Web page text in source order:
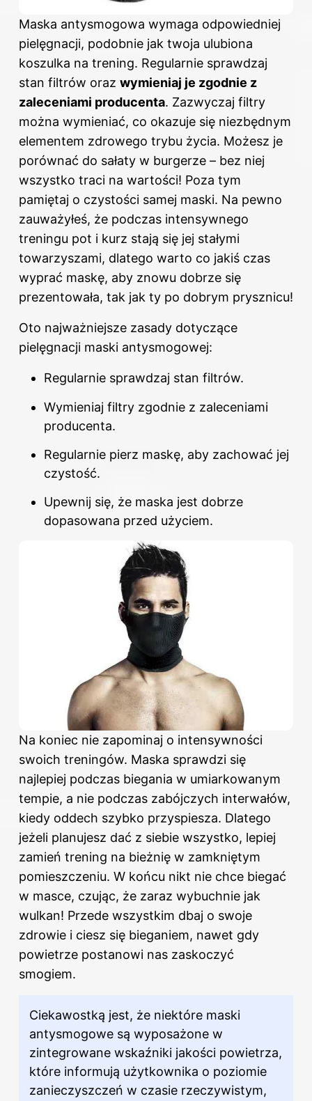
Maska antysmogowa wymaga odpowiedniej
pielęgnacji, podobnie jak twoja ulubiona
koszulka na trening. Regularnie sprawdzaj
stan filtrów oraz wymieniaj je zgodnie z
zaleceniami producenta. Zazwyczaj filtry
można wymieniać, co okazuje się niezbędnym
elementem zdrowego trybu życia. Możesz je
porównać do sałaty w burgerze – bez niej
wszystko traci na wartości! Poza tym
pamiętaj o czystości samej maski. Na pewno
zauważyłeś, że podczas intensywnego
treningu pot i kurz stają się jej stałymi
towarzyszami, dlatego warto co jakiś czas
wyprać maskę, aby znowu dobrze się
prezentowała, tak jak ty po dobrym prysznicu!
Oto najważniejsze zasady dotyczące
pielęgnacji maski antysmogowej:
Regularnie sprawdzaj stan filtrów.
Wymieniaj filtry zgodnie z zaleceniami
producenta.
Regularnie pierz maskę, aby zachować jej
czystość.
Upewnij się, że maska jest dobrze
dopasowana przed użyciem.
Na koniec nie zapominaj o intensywności
swoich treningów. Maska sprawdzi się
najlepiej podczas biegania w umiarkowanym
tempie, a nie podczas zabójczych interwałów,
kiedy oddech szybko przyspiesza. Dlatego
jeżeli planujesz dać z siebie wszystko, lepiej
zamień trening na bieżnię w zamkniętym
pomieszczeniu. W końcu nikt nie chce biegać
w masce, czując, że zaraz wybuchnie jak
wulkan! Przede wszystkim dbaj o swoje
zdrowie i ciesz się bieganiem, nawet gdy
powietrze postanowi nas zaskoczyć
smogiem.
Ciekawostką jest, że niektóre maski
antysmogowe są wyposażone w
zintegrowane wskaźniki jakości powietrza,
które informują użytkownika o poziomie
zanieczyszczeń w czasie rzeczywistym,